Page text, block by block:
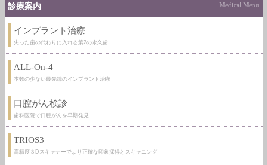
診療案内 Medical Menu
インプラント治療
失った歯の代わりに入れる第2の永久歯
ALL-On-4
本数の少ない最先端のインプラント治療
口腔がん検診
歯科医院で口腔がんを早期発見
TRIOS3
高精度３Dスキャナーでより正確な印象採得とスキャニング